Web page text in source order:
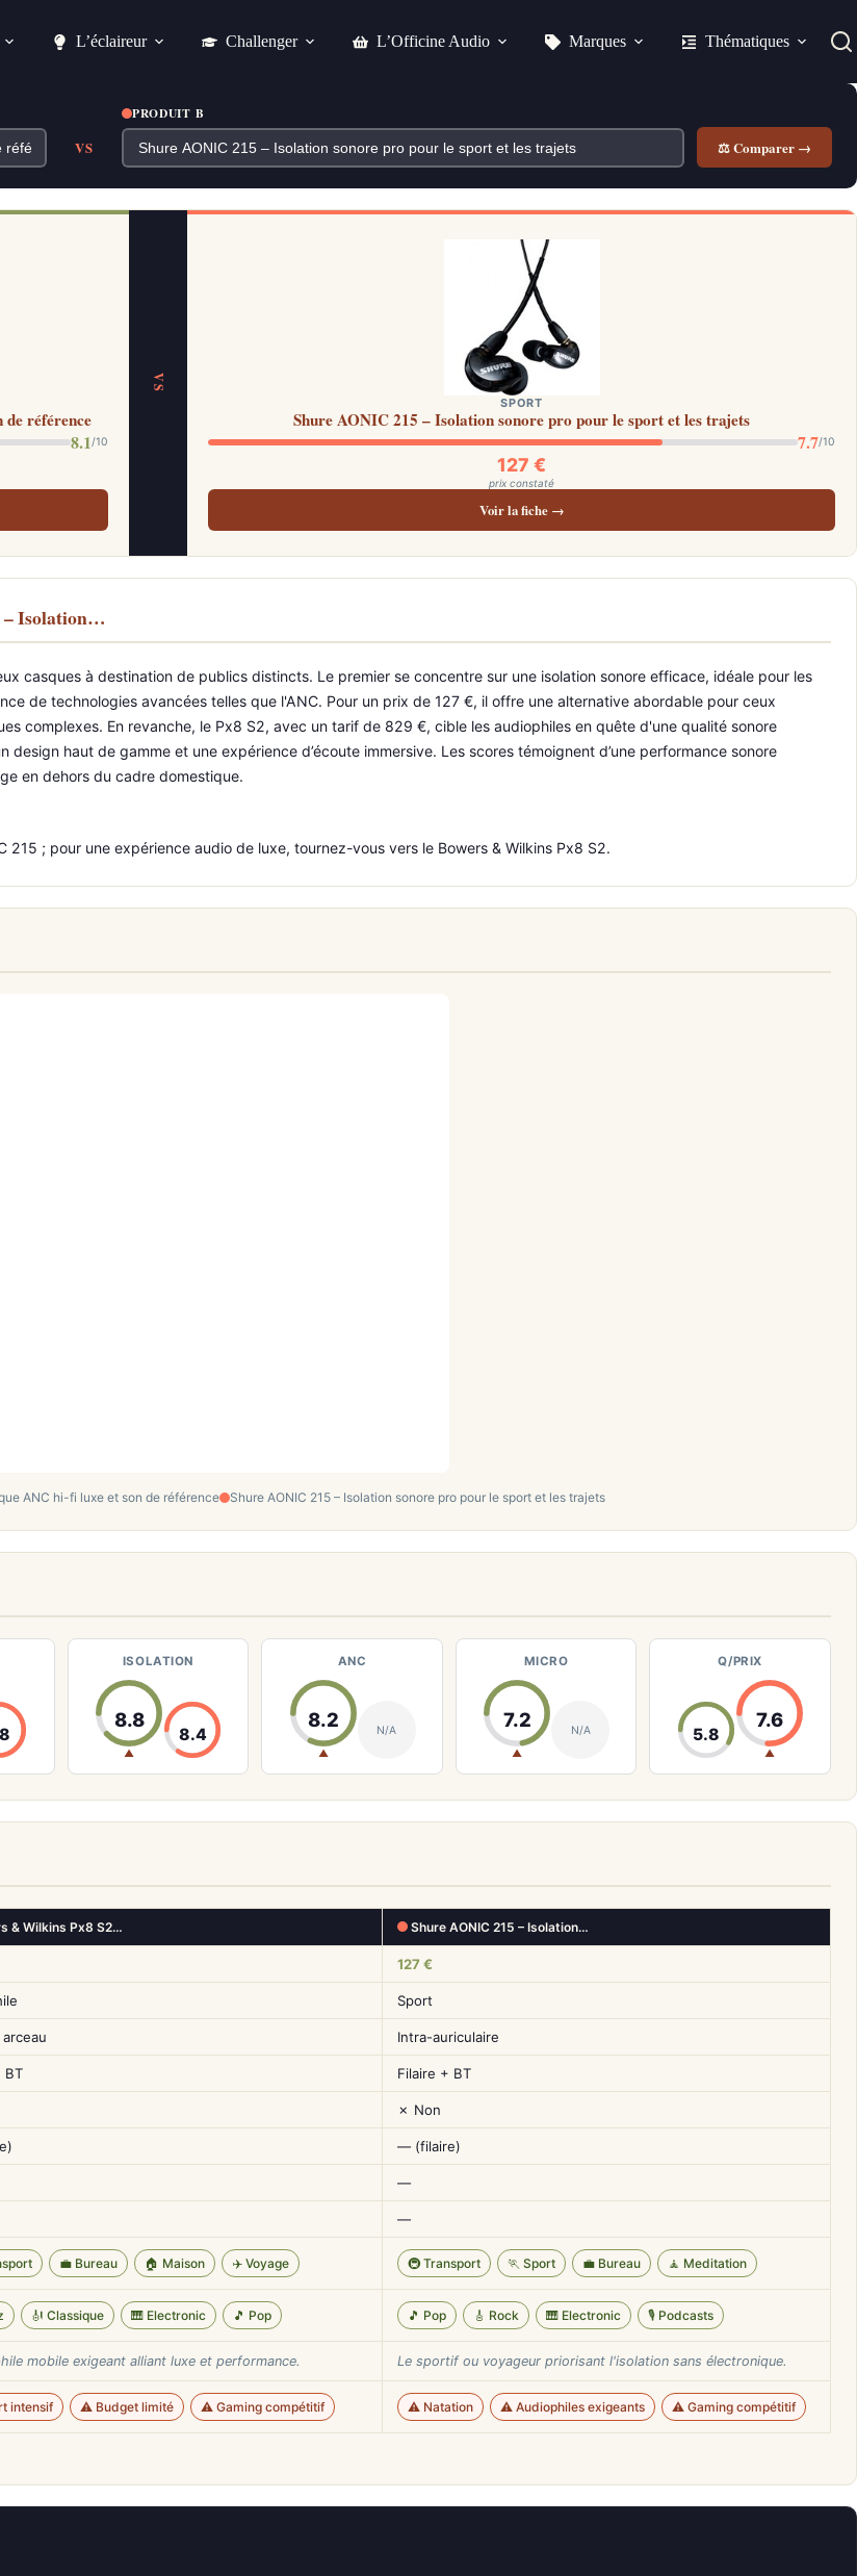
L’éclaireur Challenger L’Officine Audio Marques Thématiques
VS
PRODUIT B
⚖ Comparer →
référence
8.1/10
VS
SPORT
Shure AONIC 215 – Isolation sonore pro pour le sport et les trajets
7.7/10
127 €
prix constaté
Voir la fiche →
– Isolation…
casques à destination de publics distincts. Le premier se concentre sur une isolation sonore efficace, idéale pour les
de technologies avancées telles que l'ANC. Pour un prix de 127 €, il offre une alternative abordable pour ceux
complexes. En revanche, le Px8 S2, avec un tarif de 829 €, cible les audiophiles en quête d'une qualité sonore
haut de gamme et une expérience d’écoute immersive. Les scores témoignent d’une performance sonore
en dehors du cadre domestique.
; pour une expérience audio de luxe, tournez-vous vers le Bowers & Wilkins Px8 S2.
ANC hi-fi luxe et son de référence Shure AONIC 215 – Isolation sonore pro pour le sport et les trajets
ISOLATION
8.8
▲
8.4
ANC
8.2
▲
N/A
MICRO
7.2
▲
N/A
Q/PRIX
5.8
7.6
▲
& Wilkins Px8 S2… Shure AONIC 215 – Isolation…
127 €
Sport
Intra-auriculaire
BT Filaire + BT
✗ Non
— (filaire)
—
—
💼 Bureau 🏠 Maison ✈️ Voyage 🚇 Transport 🏃 Sport 💼 Bureau 🧘 Meditation
🎻 Classique 🎹 Electronic 🎵 Pop 🎵 Pop 🎸 Rock 🎹 Electronic 🎙️ Podcasts
mobile exigeant alliant luxe et performance. Le sportif ou voyageur priorisant l'isolation sans électronique.
intensif ⚠️ Budget limité ⚠️ Gaming compétitif ⚠️ Natation ⚠️ Audiophiles exigeants ⚠️ Gaming compétitif